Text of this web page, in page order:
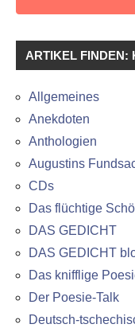
ARTIKEL FINDEN:
Allgemeines
Anekdoten
Anthologien
Augustins
CDs
Das flüchtige
DAS GEDICHT
DAS GEDICHT
Das knifflige
Der Poesie-Talk
Deutsch-